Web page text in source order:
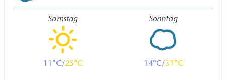
Samstag
11 25
Sonntag
14 31